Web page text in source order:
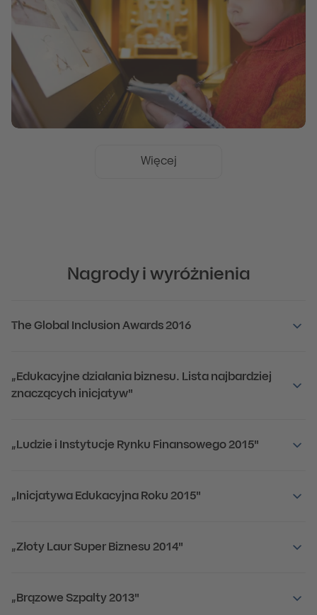
Więcej
Nagrody i wyróżnienia
The Global Inclusion Awards 2016
„Edukacyjne działania biznesu. Lista najbardziej
znaczących inicjatyw"
„Ludzie i Instytucje Rynku Finansowego 2015"
„Inicjatywa Edukacyjna Roku 2015"
„Złoty Laur Super Biznesu 2014"
„Brązowe Szpalty 2013"